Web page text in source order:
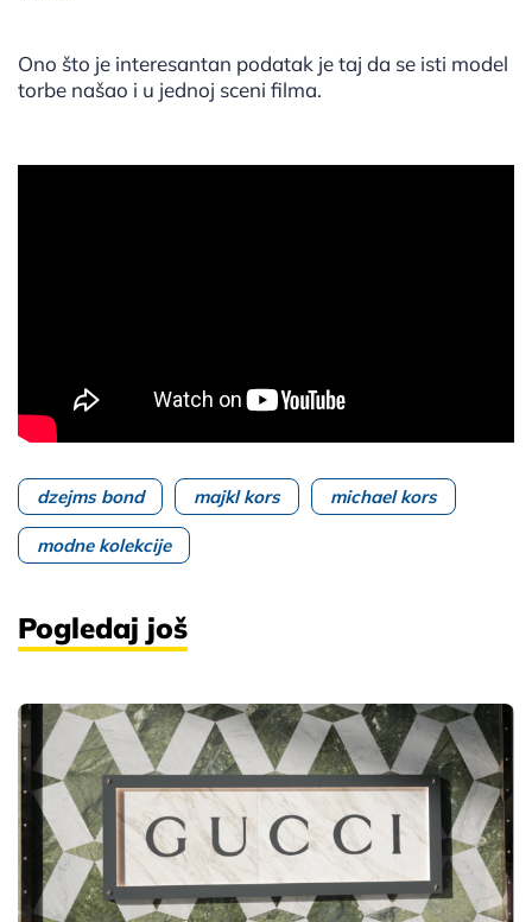
Ono što je interesantan podatak je taj da se isti model
torbe našao i u jednoj sceni filma.
dzejms bond majkl kors michael kors
modne kolekcije
Pogledaj još